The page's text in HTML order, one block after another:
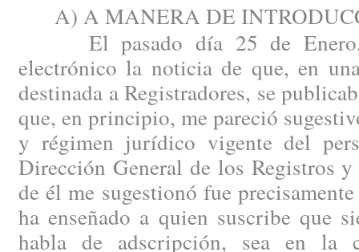
A) A MANERA DE
El pasado día 25 de Enero,
electrónico la noticia de que, en
destinada a Registradores, se
que, en principio, me pareció
y régimen jurídico vigente del
Dirección General de los Registros
de él me sugestionó fue
ha enseñado a quien suscribe que
habla de adscripción, sea en la